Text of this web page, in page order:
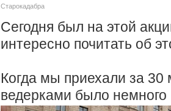
Старокадабра
Сегодня был на этой
интересно почитать об
Когда мы приехали за
ведерками было немного